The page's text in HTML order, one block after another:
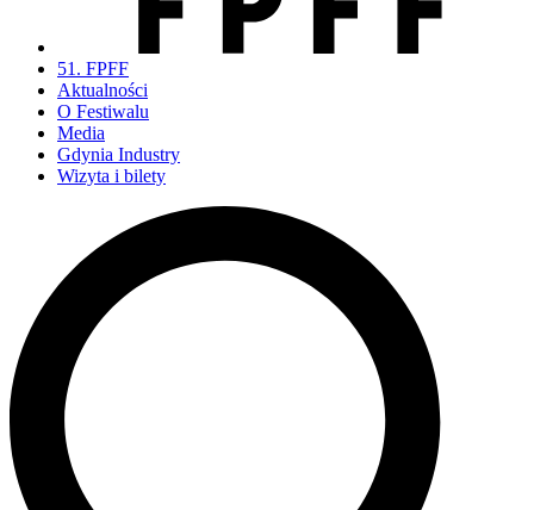
51. FPFF
Aktualności
O Festiwalu
Media
Gdynia Industry
Wizyta i bilety